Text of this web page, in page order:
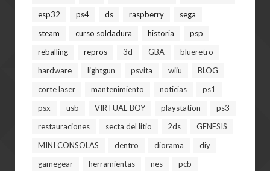
esp32
ps4 ds raspberry
sega
steam
curso soldadura historia
psp
reballing
repros 3d GBA
blueretro
hardware
lightgun psvita wiiu
BLOG
corte laser
mantenimiento noticias
ps1
psx
usb VIRTUAL-BOY playstation
ps3
restauraciones
secta del litio 2ds
GENESIS
MINI CONSOLAS
dentro diorama
diy
gamegear
herramientas nes
pcb